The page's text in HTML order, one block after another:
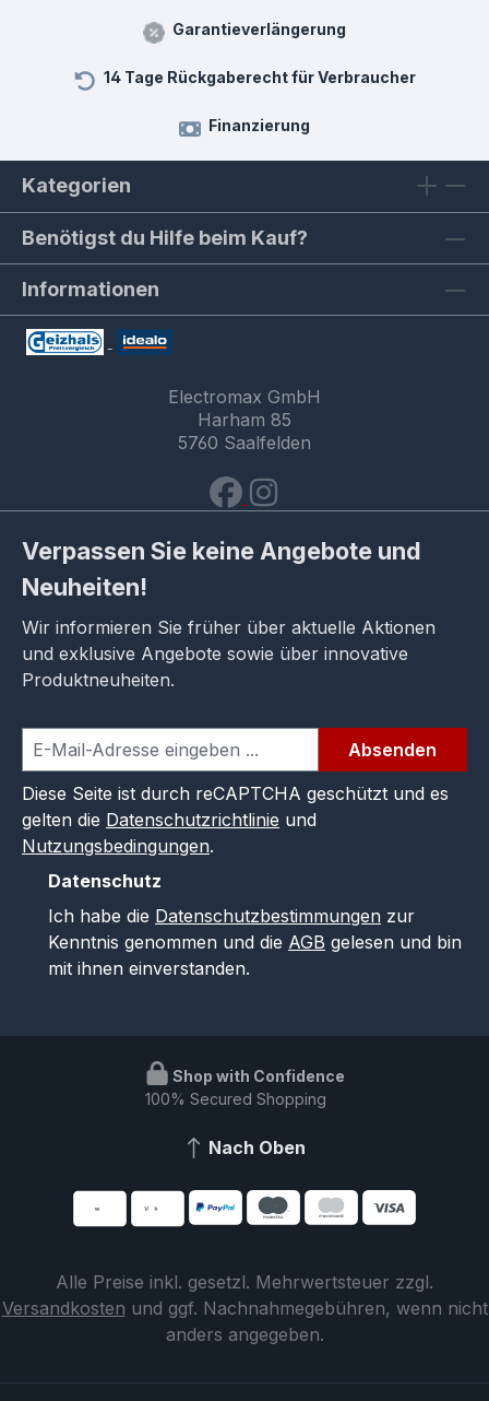
Garantieverlängerung
14 Tage Rückgaberecht für Verbraucher
Finanzierung
Kategorien
Benötigst du Hilfe beim Kauf?
Informationen
Electromax GmbH
Harham 85
5760 Saalfelden
Verpassen Sie keine Angebote und
Neuheiten!
Wir informieren Sie früher über aktuelle Aktionen
und exklusive Angebote sowie über innovative
Produktneuheiten.
Absenden
Diese Seite ist durch reCAPTCHA geschützt und es
gelten die Datenschutzrichtlinie und
Nutzungsbedingungen.
Datenschutz
Ich habe die Datenschutzbestimmungen zur
Kenntnis genommen und die AGB gelesen und bin
mit ihnen einverstanden.
Shop with Confidence
100% Secured Shopping
Nach Oben
Alle Preise inkl. gesetzl. Mehrwertsteuer zzgl.
Versandkosten und ggf. Nachnahmegebühren, wenn nicht
anders angegeben.